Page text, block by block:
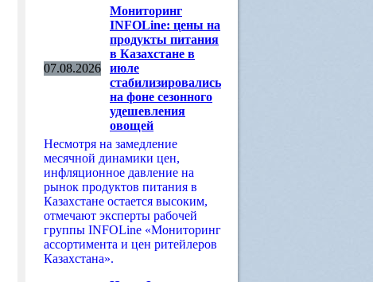
07.08.2026
Мониторинг
INFOLine: цены на
продукты питания
в Казахстане в
июле
стабилизировались
на фоне сезонного
удешевления
овощей
Несмотря на замедление
месячной динамики цен,
инфляционное давление на
рынок продуктов питания в
Казахстане остается высоким,
отмечают эксперты рабочей
группы INFOLine «Мониторинг
ассортимента и цен ритейлеров
Казахстана».